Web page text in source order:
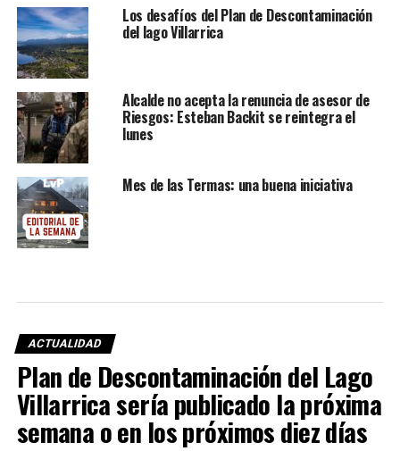
Los desafíos del Plan de Descontaminación
del lago Villarrica
Alcalde no acepta la renuncia de asesor de
Riesgos: Esteban Backit se reintegra el
lunes
Mes de las Termas: una buena iniciativa
ACTUALIDAD
Plan de Descontaminación del Lago
Villarrica sería publicado la próxima
semana o en los próximos diez días